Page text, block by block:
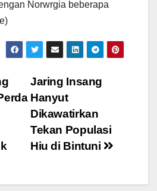
Norwrgia beberapa
Jaring Insang
Hanyut
Dikawatirkan
Tekan Populasi
Hiu di Bintuni